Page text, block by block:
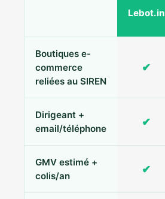
Lebot.in
Boutiques e-
commerce
reliées au SIREN
✔
Dirigeant +
email/téléphone
✔
GMV estimé +
colis/an
✔